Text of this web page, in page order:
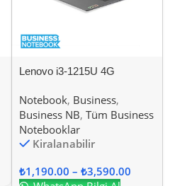
Lenovo i3-1215U 4G
Notebook, Business,
Business NB, Tüm Business
Notebooklar
Kiralanabilir
₺1,190.00 – ₺3,590.00